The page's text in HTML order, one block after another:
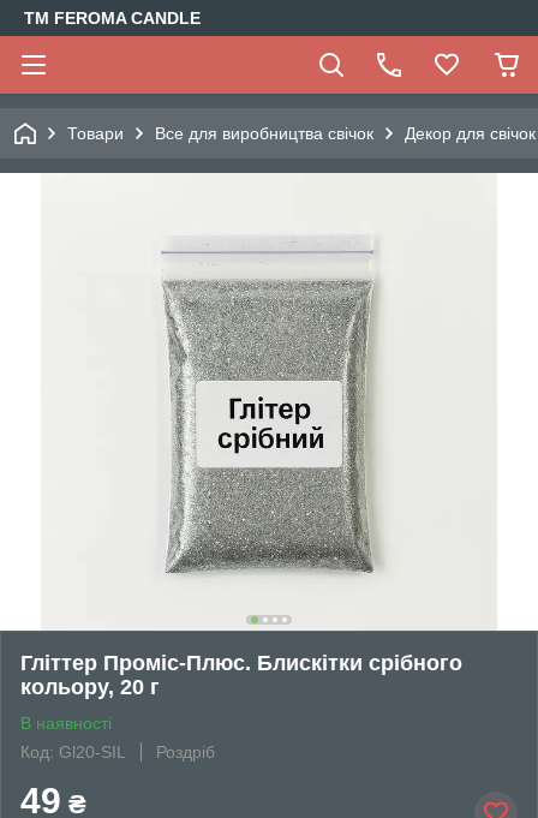
TM FEROMA CANDLE
Товари Все для виробництва свічок Декор для свічок
Гліттер Проміс-Плюс. Блискітки срібного
кольору, 20 г
В наявності
Код: Gl20-SIL
Роздріб
49 ₴